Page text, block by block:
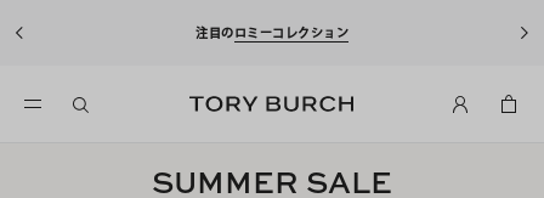
注目のロミーコレクション
SUMMER SALE